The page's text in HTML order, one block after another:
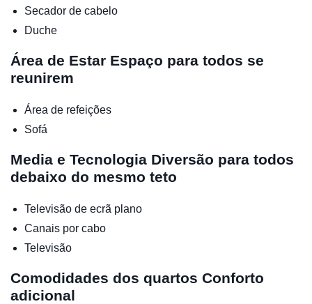
Secador de cabelo
Duche
Área de Estar Espaço para todos se
reunirem
Área de refeições
Sofá
Media e Tecnologia Diversão para todos
debaixo do mesmo teto
Televisão de ecrã plano
Canais por cabo
Televisão
Comodidades dos quartos Conforto
adicional